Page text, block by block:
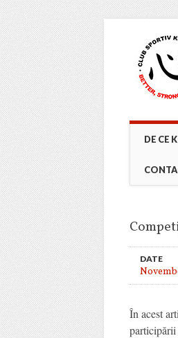
content
DE CE
DATE
În acest
participării